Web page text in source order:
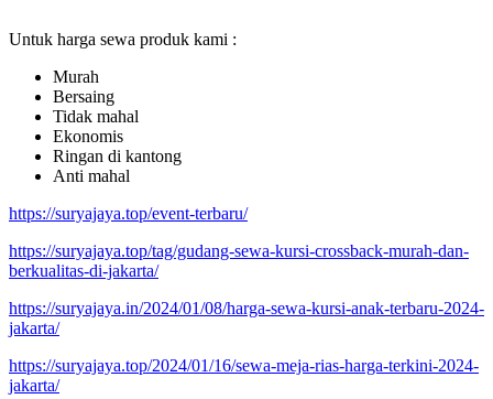
Untuk harga sewa produk kami :
Murah
Bersaing
Tidak mahal
Ekonomis
Ringan di kantong
Anti mahal
https://suryajaya.top/event-terbaru/
https://suryajaya.top/tag/gudang-sewa-kursi-crossback-murah-dan-
berkualitas-di-jakarta/
https://suryajaya.in/2024/01/08/harga-sewa-kursi-anak-terbaru-2024-
jakarta/
https://suryajaya.top/2024/01/16/sewa-meja-rias-harga-terkini-2024-
jakarta/